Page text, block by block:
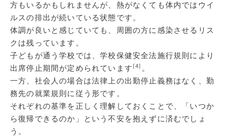
方もいるかもしれませんが、熱がなくても体内ではウイ
ルスの排出が続いている状態です。
体調が良いと感じていても、周囲の方に感染させるリス
クは残っています。
子どもが通う学校では、学校保健安全法施行規則により
出席停止期間が定められています [4] 。
一方、社会人の場合は法律上の出勤停止義務はなく、勤
務先の就業規則に従う形です。
それぞれの基準を正しく理解しておくことで、「いつか
ら復帰できるのか」という不安を抱えずに済むでしょ
う。